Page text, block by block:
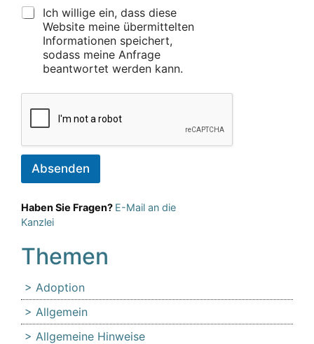
Ich willige ein, dass diese
Website meine übermittelten
Informationen speichert,
sodass meine Anfrage
beantwortet werden kann.
Absenden
Haben Sie Fragen? E-Mail an die
Kanzlei
Themen
Adoption
Allgemein
Allgemeine Hinweise